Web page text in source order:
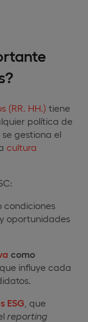
(RR. HH.) tiene
política de
gestiona el
cultura
condiciones
oportunidades
como
influye cada
ESG , que
reporting